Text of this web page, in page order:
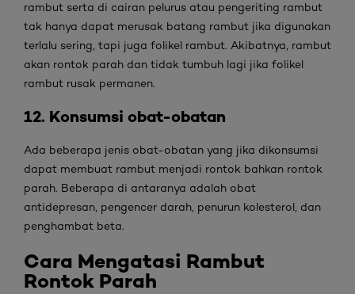
rambut serta di cairan pelurus atau pengeriting rambut
tak hanya dapat merusak batang rambut jika digunakan
terlalu sering, tapi juga folikel rambut. Akibatnya, rambut
akan rontok parah dan tidak tumbuh lagi jika folikel
rambut rusak permanen.
12. Konsumsi obat-obatan
Ada beberapa jenis obat-obatan yang jika dikonsumsi
dapat membuat rambut menjadi rontok bahkan rontok
parah. Beberapa di antaranya adalah obat
antidepresan, pengencer darah, penurun kolesterol, dan
penghambat beta.
Cara Mengatasi Rambut
Rontok Parah